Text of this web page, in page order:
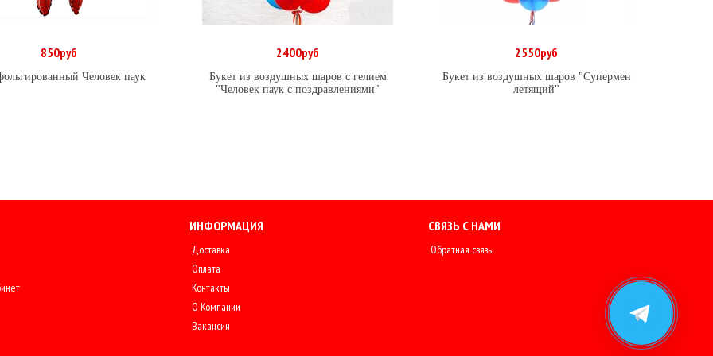
В корзину
850руб
Человек паук
В корзину
2400руб
Букет из воздушных шаров с гелием
"Человек паук с поздравлениями"
В корзину
2550руб
Букет из воздушных шаров "Супермен
летящий"
ИНФОРМАЦИЯ
Доставка
Оплата
Контакты
О Компании
Вакансии
СВЯЗЬ С НАМИ
Обратная связь